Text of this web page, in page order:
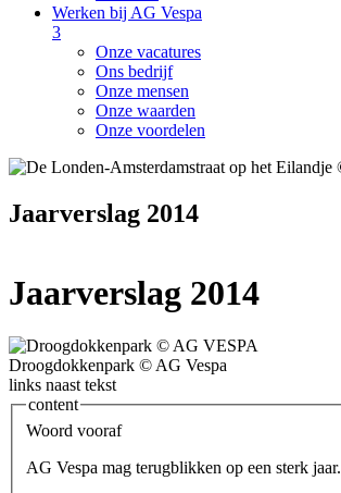
Werken bij AG Vespa
3
Onze vacatures
Ons bedrijf
Onze mensen
Onze waarden
Onze voordelen
Jaarverslag 2014
Jaarverslag 2014
Droogdokkenpark © AG Vespa
links naast tekst
content
Woord vooraf
AG Vespa mag terugblikken op een sterk jaar.